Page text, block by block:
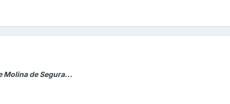
Molina de Segura...